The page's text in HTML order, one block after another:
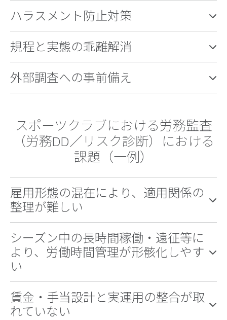
ハラスメント防止対策
規程と実態の乖離解消
外部調査への事前備え
スポーツクラブにおける労務監査
（労務DD／リスク診断）における
課題（一例）
雇用形態の混在により、適用関係の
整理が難しい
シーズン中の長時間稼働・遠征等に
より、労働時間管理が形骸化しやす
い
賃金・手当設計と実運用の整合が取
れていない